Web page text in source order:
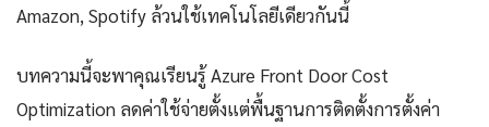
Amazon, Spotify ล้วนใช้เทคโนโลยีเดียวกันนี้
บทความนี้จะพาคุณเรียนรู้ Azure Front Door Cost
Optimization ลดค่าใช้จ่ายตั้งแต่พื้นฐานการติดตั้งการตั้งค่า